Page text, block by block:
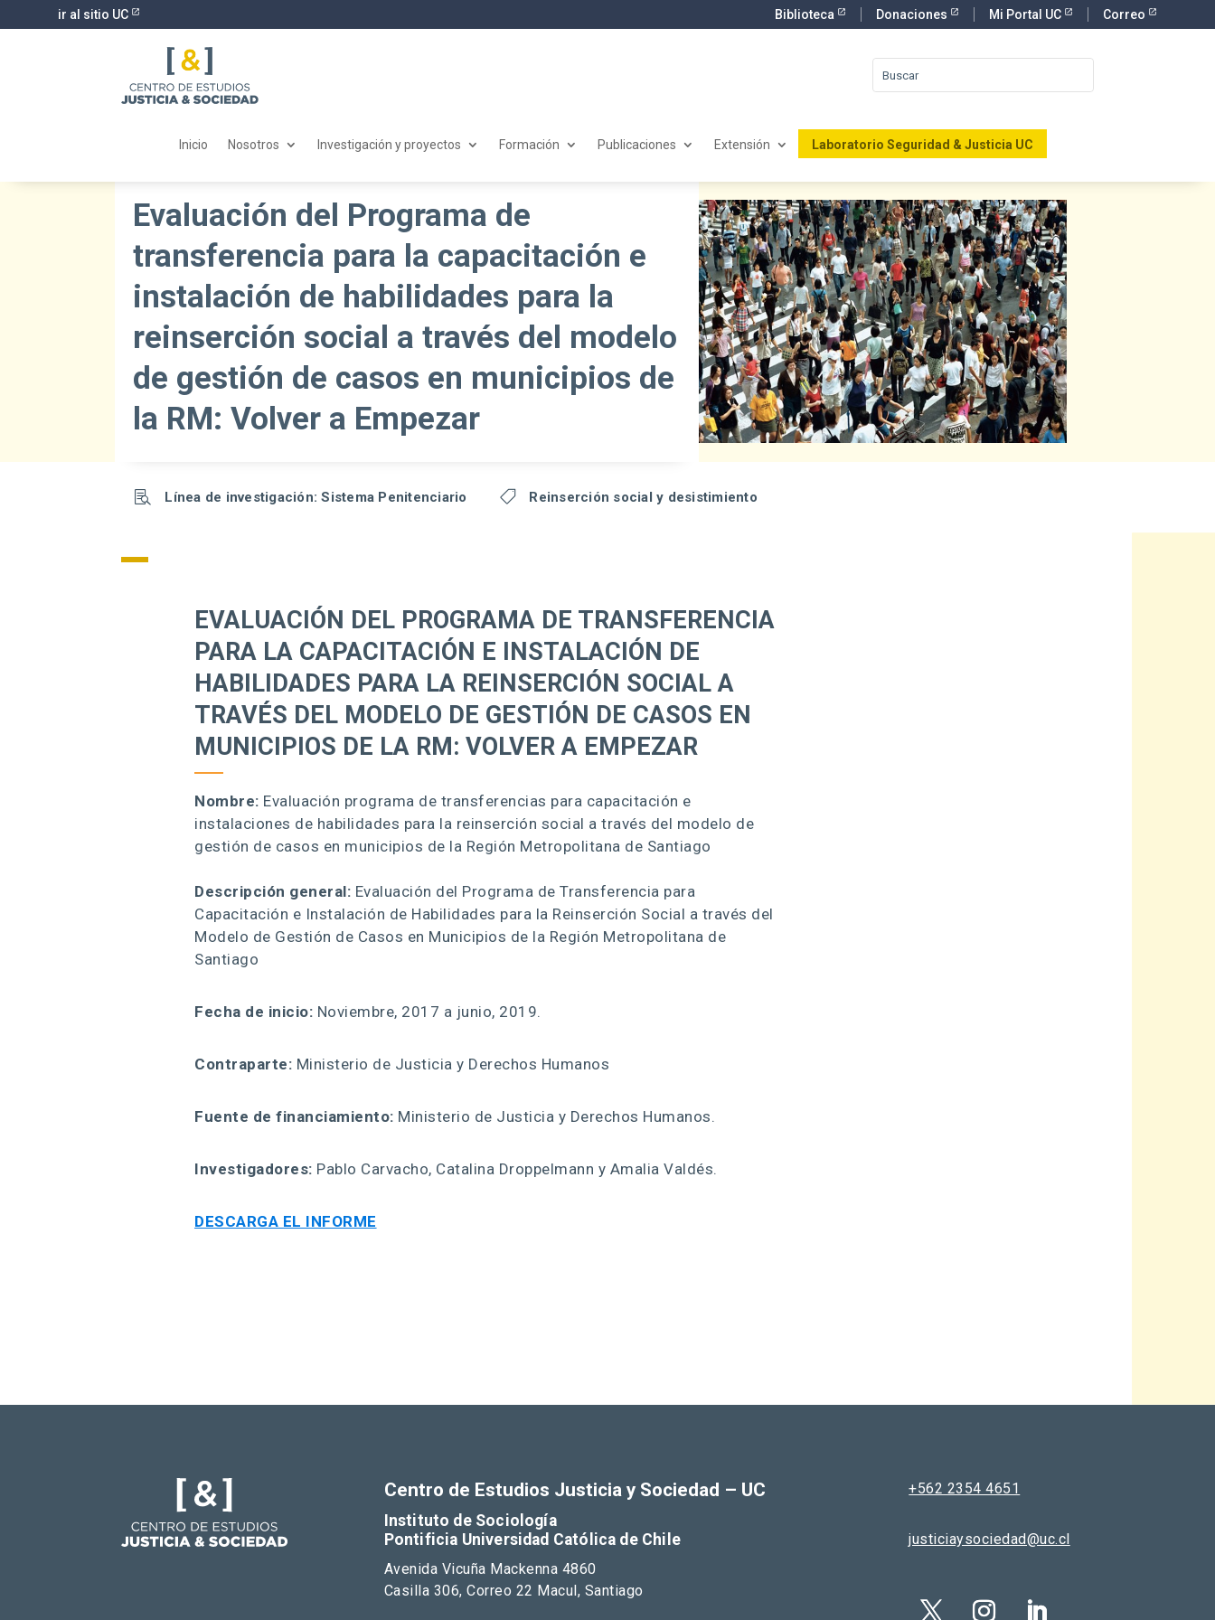
ir al sitio UC Biblioteca Donaciones Mi Portal UC Correo
Inicio Nosotros Investigación y proyectos Formación Publicaciones Extensión Laboratorio Seguridad & Justicia UC
Evaluación del Programa de
transferencia para la capacitación e
instalación de habilidades para la
reinserción social a través del modelo
de gestión de casos en municipios de
la RM: Volver a Empezar
 Línea de investigación: Sistema Penitenciario  Reinserción social y desistimiento
EVALUACIÓN DEL PROGRAMA DE TRANSFERENCIA
PARA LA CAPACITACIÓN E INSTALACIÓN DE
HABILIDADES PARA LA REINSERCIÓN SOCIAL A
TRAVÉS DEL MODELO DE GESTIÓN DE CASOS EN
MUNICIPIOS DE LA RM: VOLVER A EMPEZAR
Nombre: Evaluación programa de transferencias para capacitación e
instalaciones de habilidades para la reinserción social a través del modelo de
gestión de casos en municipios de la Región Metropolitana de Santiago
Descripción general: Evaluación del Programa de Transferencia para
Capacitación e Instalación de Habilidades para la Reinserción Social a través del
Modelo de Gestión de Casos en Municipios de la Región Metropolitana de
Santiago
Fecha de inicio: Noviembre, 2017 a junio, 2019.
Contraparte: Ministerio de Justicia y Derechos Humanos
Fuente de financiamiento: Ministerio de Justicia y Derechos Humanos.
Investigadores: Pablo Carvacho, Catalina Droppelmann y Amalia Valdés.
DESCARGA EL INFORME
Centro de Estudios Justicia y Sociedad – UC
Instituto de Sociología
Pontificia Universidad Católica de Chile
Avenida Vicuña Mackenna 4860
Casilla 306, Correo 22 Macul, Santiago
+562 2354 4651
justiciaysociedad@uc.cl